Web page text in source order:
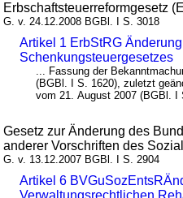
Erbschaftsteuerreformgesetz
G. v. 24.12.2008 BGBl. I S. 3018
Artikel 1 ErbStRG
Schenkungsteuergesetzes
... Fassung der
(BGBl. I S. 1620), zuletzt
vom 21. August 2007 (BGBl. I
Gesetz zur Änderung des
anderer Vorschriften des
G. v. 13.12.2007 BGBl. I S. 2904
Artikel 6